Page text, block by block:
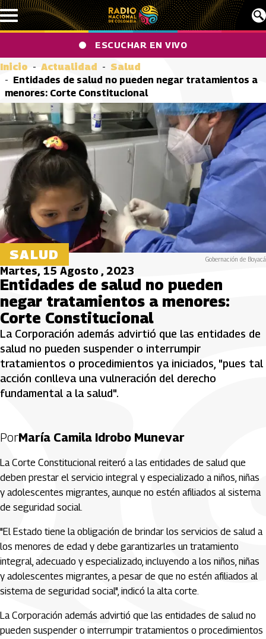
Pasar al contenido principal
ESCUCHAR EN VIVO
Inicio Actualidad
Salud
Entidades de salud no pueden negar tratamientos a
menores: Corte Constitucional
SALUD Gobernación de Boyacá
Martes, 15 Agosto , 2023
Entidades de salud no pueden
negar tratamientos a menores:
Corte Constitucional
La Corporación además advirtió que las entidades de
salud no pueden suspender o interrumpir
tratamientos o procedimientos ya iniciados, "pues tal
acción conlleva una vulneración del derecho
fundamental a la salud".
PorMaría Camila Idrobo Munevar
La Corte Constitucional reiteró a las entidades de salud que
deben prestar el servicio integral y especializado a niños, niñas
y adolescentes migrantes, aunque no estén afiliados al sistema
de seguridad social.
"El Estado tiene la obligación de brindar los servicios de salud a
los menores de edad y debe garantizarles un tratamiento
integral, adecuado y especializado, incluyendo a los niños, niñas
y adolescentes migrantes, a pesar de que no estén afiliados al
sistema de seguridad social", indicó la alta corte.
La Corporación además advirtió que las entidades de salud no
pueden suspender o interrumpir tratamientos o procedimientos